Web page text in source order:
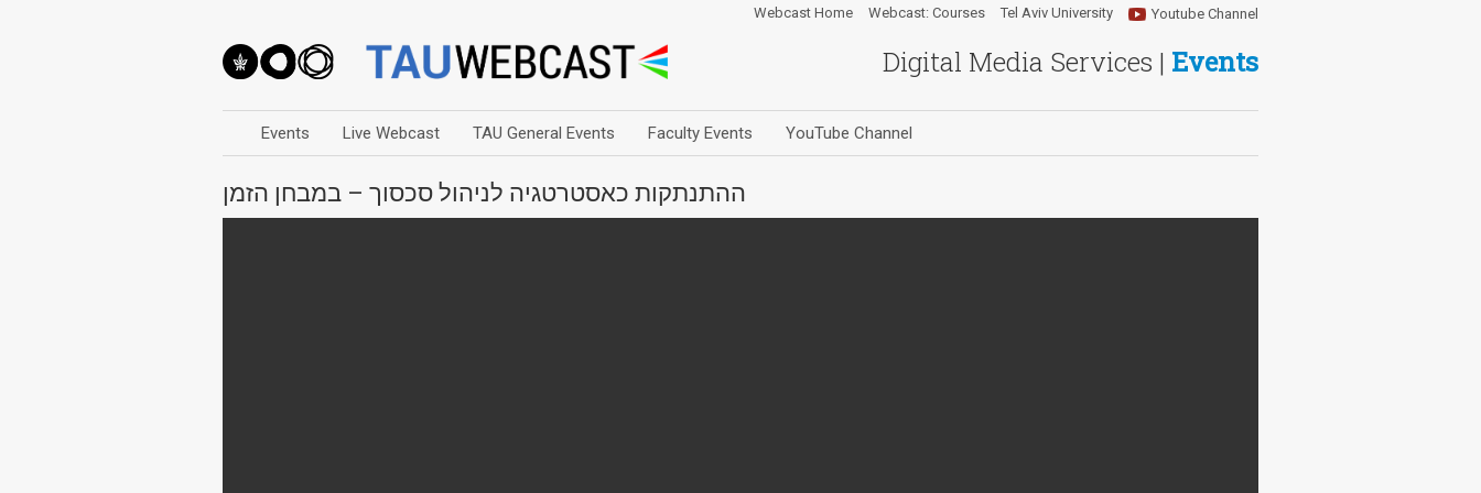
Digital Media Services | Events
Youtube Channel
Webcast Home Webcast: Courses Tel Aviv University
Events Live Webcast TAU General Events Faculty Events YouTube Channel
ההתנתקות כאסטרטגיה לניהול סכסוך – במבחן הזמן